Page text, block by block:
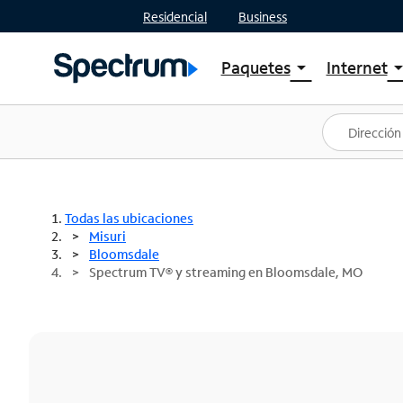
Residencial Business
Paquetesarrow_drop_down
Ver paquetes
Spectrum One
Mejores ofertas
Internetarrow_drop_down
Planes
Todas las ubicaciones
Misuri
Bloomsdale
Spectrum TV® y streaming en Bloomsdale, MO